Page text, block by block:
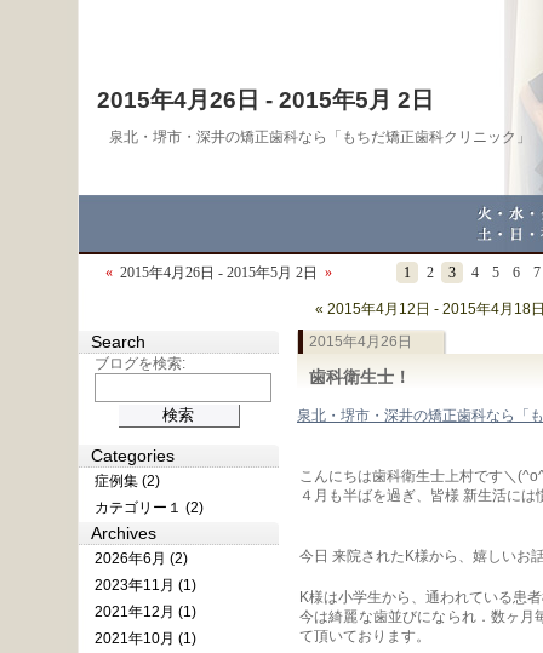
2015年4月26日 - 2015年5月 2日
泉北・堺市・深井の矯正歯科なら「もちだ矯正歯科クリニック」
« 2015年4月26日 - 2015年5月 2日 » 1 2 3 4 5 6 7
2015年4月26日
歯科衛生士！
泉北・堺市・深井の矯正歯科なら「
こんにちは歯科衛生士上村です＼
４月も半ばを過ぎ、皆様 新生活には
今日 来院されたK様から、嬉しいお
K様は小学生から、通われている患
今は綺麗な歯並びになられ．数ヶ
て頂いております。
« 2015年4月12日 - 2015年4月18
Search
ブログを検索:
Categories
症例集 (2)
カテゴリー１ (2)
Archives
2026年6月 (2)
2023年11月 (1)
2021年12月 (1)
2021年10月 (1)